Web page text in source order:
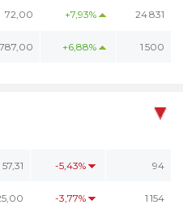
72,00 +7,93% 24 831
+6,88% 1 500
57,31 -5,43% 94
-3,77% 1 154